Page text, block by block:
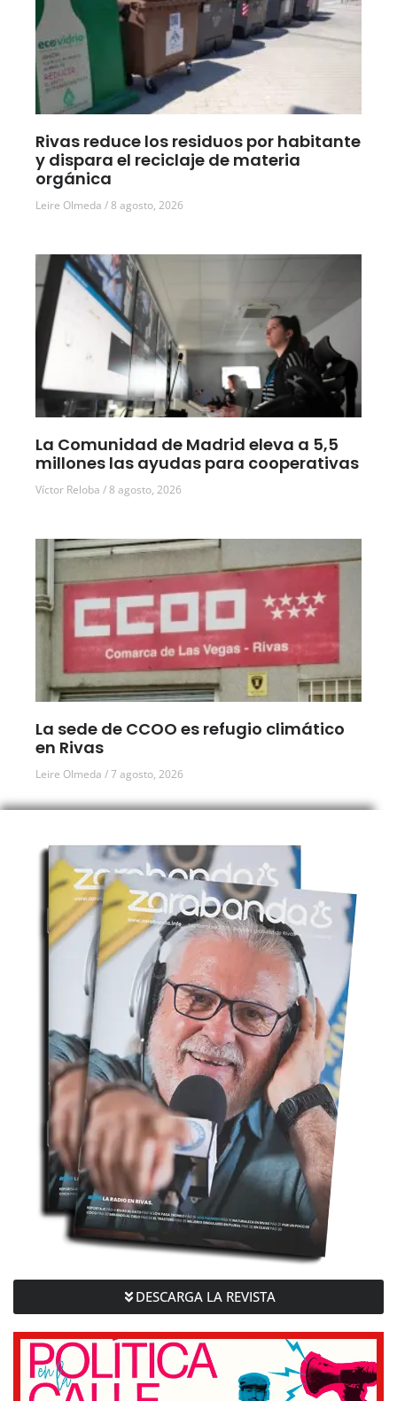
Rivas reduce los residuos por habitante
y dispara el reciclaje de materia
orgánica
Leire Olmeda 8 agosto, 2026
La Comunidad de Madrid eleva a 5,5
millones las ayudas para cooperativas
Víctor Reloba 8 agosto, 2026
La sede de CCOO es refugio climático
en Rivas
Leire Olmeda 7 agosto, 2026
DESCARGA LA REVISTA